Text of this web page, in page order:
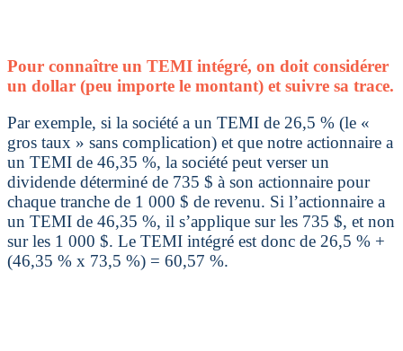
Pour connaître un TEMI intégré, on doit considérer
un dollar (peu importe le montant) et suivre sa trace.
Par exemple, si la société a un TEMI de 26,5 % (le «
gros taux » sans complication) et que notre actionnaire a
un TEMI de 46,35 %, la société peut verser un
dividende déterminé de 735 $ à son actionnaire pour
chaque tranche de 1 000 $ de revenu. Si l’actionnaire a
un TEMI de 46,35 %, il s’applique sur les 735 $, et non
sur les 1 000 $. Le TEMI intégré est donc de 26,5 % +
(46,35 % x 73,5 %) = 60,57 %.